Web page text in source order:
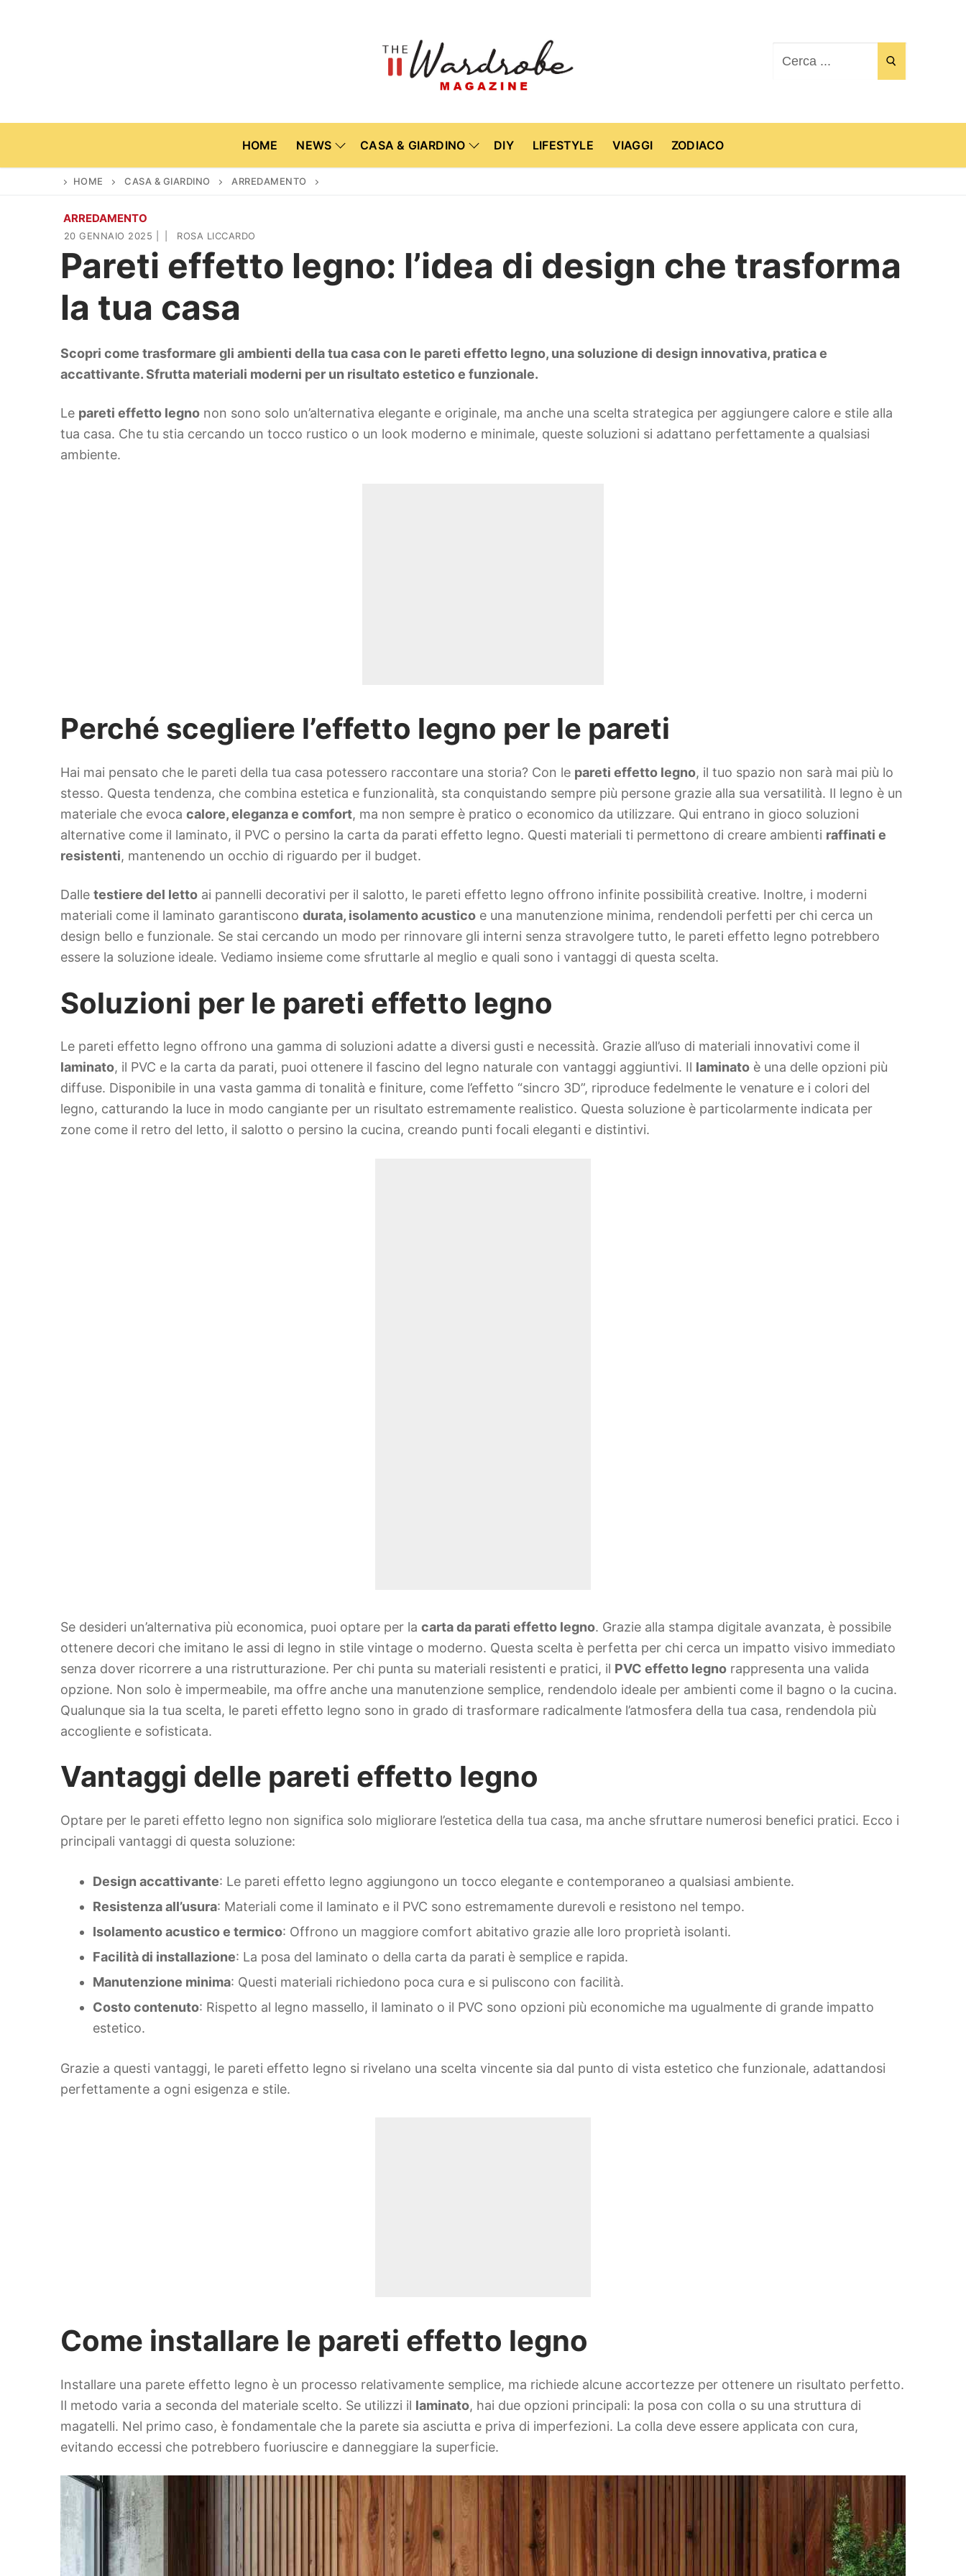
HOME NEWS CASA & GIARDINO DIY LIFESTYLE VIAGGI ZODIACO
Home
News
Piante e fiori
Lifestyle
Zodiaco
HOME CASA & GIARDINO ARREDAMENTO
ARREDAMENTO
20 GENNAIO 2025 ROSA LICCARDO
Pareti effetto legno: l’idea di design che trasforma
la tua casa
Scopri come trasformare gli ambienti della tua casa con le pareti effetto legno, una soluzione di design innovativa, pratica e
accattivante. Sfrutta materiali moderni per un risultato estetico e funzionale.
Le pareti effetto legno non sono solo un’alternativa elegante e originale, ma anche una scelta strategica per aggiungere calore e stile alla
tua casa. Che tu stia cercando un tocco rustico o un look moderno e minimale, queste soluzioni si adattano perfettamente a qualsiasi
ambiente.
Perché scegliere l’effetto legno per le pareti
Hai mai pensato che le pareti della tua casa potessero raccontare una storia? Con le pareti effetto legno, il tuo spazio non sarà mai più lo
stesso. Questa tendenza, che combina estetica e funzionalità, sta conquistando sempre più persone grazie alla sua versatilità. Il legno è un
materiale che evoca calore, eleganza e comfort, ma non sempre è pratico o economico da utilizzare. Qui entrano in gioco soluzioni
alternative come il laminato, il PVC o persino la carta da parati effetto legno. Questi materiali ti permettono di creare ambienti raffinati e
resistenti, mantenendo un occhio di riguardo per il budget.
Dalle testiere del letto ai pannelli decorativi per il salotto, le pareti effetto legno offrono infinite possibilità creative. Inoltre, i moderni
materiali come il laminato garantiscono durata, isolamento acustico e una manutenzione minima, rendendoli perfetti per chi cerca un
design bello e funzionale. Se stai cercando un modo per rinnovare gli interni senza stravolgere tutto, le pareti effetto legno potrebbero
essere la soluzione ideale. Vediamo insieme come sfruttarle al meglio e quali sono i vantaggi di questa scelta.
Soluzioni per le pareti effetto legno
Le pareti effetto legno offrono una gamma di soluzioni adatte a diversi gusti e necessità. Grazie all’uso di materiali innovativi come il
laminato, il PVC e la carta da parati, puoi ottenere il fascino del legno naturale con vantaggi aggiuntivi. Il laminato è una delle opzioni più
diffuse. Disponibile in una vasta gamma di tonalità e finiture, come l’effetto “sincro 3D”, riproduce fedelmente le venature e i colori del
legno, catturando la luce in modo cangiante per un risultato estremamente realistico. Questa soluzione è particolarmente indicata per
zone come il retro del letto, il salotto o persino la cucina, creando punti focali eleganti e distintivi.
Se desideri un’alternativa più economica, puoi optare per la carta da parati effetto legno. Grazie alla stampa digitale avanzata, è possibile
ottenere decori che imitano le assi di legno in stile vintage o moderno. Questa scelta è perfetta per chi cerca un impatto visivo immediato
senza dover ricorrere a una ristrutturazione. Per chi punta su materiali resistenti e pratici, il PVC effetto legno rappresenta una valida
opzione. Non solo è impermeabile, ma offre anche una manutenzione semplice, rendendolo ideale per ambienti come il bagno o la cucina.
Qualunque sia la tua scelta, le pareti effetto legno sono in grado di trasformare radicalmente l’atmosfera della tua casa, rendendola più
accogliente e sofisticata.
Vantaggi delle pareti effetto legno
Optare per le pareti effetto legno non significa solo migliorare l’estetica della tua casa, ma anche sfruttare numerosi benefici pratici. Ecco i
principali vantaggi di questa soluzione:
Design accattivante: Le pareti effetto legno aggiungono un tocco elegante e contemporaneo a qualsiasi ambiente.
Resistenza all’usura: Materiali come il laminato e il PVC sono estremamente durevoli e resistono nel tempo.
Isolamento acustico e termico: Offrono un maggiore comfort abitativo grazie alle loro proprietà isolanti.
Facilità di installazione: La posa del laminato o della carta da parati è semplice e rapida.
Manutenzione minima: Questi materiali richiedono poca cura e si puliscono con facilità.
Costo contenuto: Rispetto al legno massello, il laminato o il PVC sono opzioni più economiche ma ugualmente di grande impatto
estetico.
Grazie a questi vantaggi, le pareti effetto legno si rivelano una scelta vincente sia dal punto di vista estetico che funzionale, adattandosi
perfettamente a ogni esigenza e stile.
Come installare le pareti effetto legno
Installare una parete effetto legno è un processo relativamente semplice, ma richiede alcune accortezze per ottenere un risultato perfetto.
Il metodo varia a seconda del materiale scelto. Se utilizzi il laminato, hai due opzioni principali: la posa con colla o su una struttura di
magatelli. Nel primo caso, è fondamentale che la parete sia asciutta e priva di imperfezioni. La colla deve essere applicata con cura,
evitando eccessi che potrebbero fuoriuscire e danneggiare la superficie.